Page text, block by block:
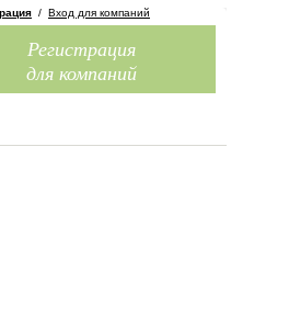
/ Вход для компаний
Регистрация
для компаний